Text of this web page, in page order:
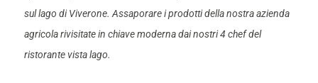
sul lago di Viverone. Assaporare i prodotti della nostra azienda
agricola rivisitate in chiave moderna dai nostri 4 chef del
ristorante vista lago.